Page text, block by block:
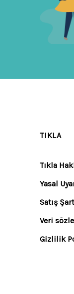
TIKLA
Tıkla
Yasal
Satış
Veri
Gizlilik